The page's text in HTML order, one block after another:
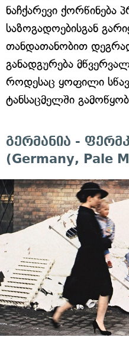
ნაჩქარევი ქორწინება
საზოგადოებისგან
თანდათანობით
განადგურება
როდესაც ყოფილი
ტანსაცმელში
გერმანია -
(Germany, Pale